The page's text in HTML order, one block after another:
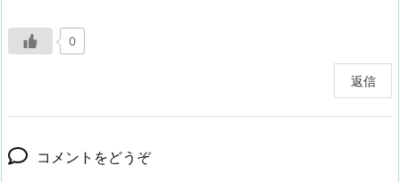
0
返信
コメントをどうぞ